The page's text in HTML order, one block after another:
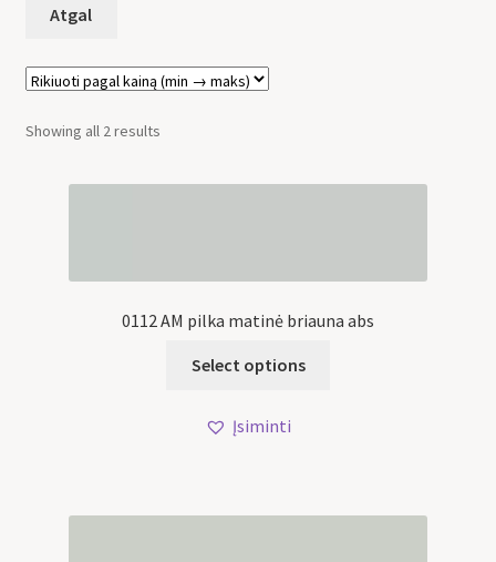
Profilis
Showing all 2 results
0112 AM pilka matinė briauna abs
Select options
Įsiminti